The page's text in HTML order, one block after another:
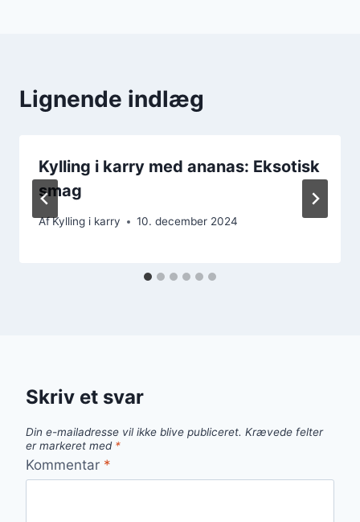
Lignende indlæg
Kylling i karry med ananas: Eksotisk
smag
AfKylling i karry 10. december 2024
Skriv et svar
Din e-mailadresse vil ikke blive publiceret. Krævede felter
er markeret med *
Kommentar *